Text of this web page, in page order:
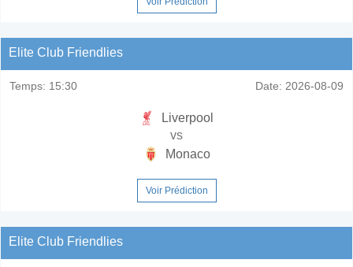
Elite Club Friendlies
Temps: 15:30 Date: 2026-08-09
Liverpool
vs
Monaco
Voir Prédiction
Elite Club Friendlies